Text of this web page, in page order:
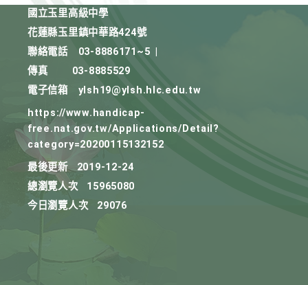
國立玉里高級中學
花蓮縣玉里鎮中華路424號
聯絡電話
03-8886171~5
傳真
03-8885529
電子信箱
ylsh19@ylsh.hlc.edu.tw
https://www.handicap-
free.nat.gov.tw/Applications/Detail?
category=20200115132152
最後更新
2019-12-24
總瀏覽人次
15965080
今日瀏覽人次
29076